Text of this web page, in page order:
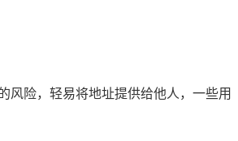
风险，轻易将地址提供给他人，一些用